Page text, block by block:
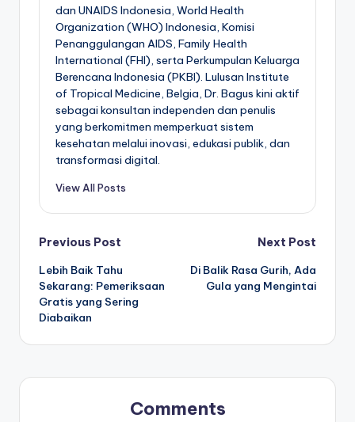
dan UNAIDS Indonesia, World Health
Organization (WHO) Indonesia, Komisi
Penanggulangan AIDS, Family Health
International (FHI), serta Perkumpulan Keluarga
Berencana Indonesia (PKBI). Lulusan Institute
of Tropical Medicine, Belgia, Dr. Bagus kini aktif
sebagai konsultan independen dan penulis
yang berkomitmen memperkuat sistem
kesehatan melalui inovasi, edukasi publik, dan
transformasi digital.
View All Posts
Post
navigation
Previous Post
Lebih Baik Tahu
Sekarang: Pemeriksaan
Gratis yang Sering
Diabaikan
Next Post
Di Balik Rasa Gurih, Ada
Gula yang Mengintai
Comments